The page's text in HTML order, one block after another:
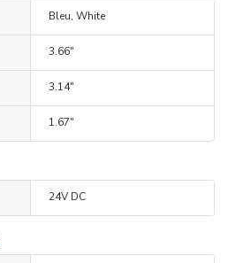
Bleu, White
3.66"
3.14"
1.67"
24V DC